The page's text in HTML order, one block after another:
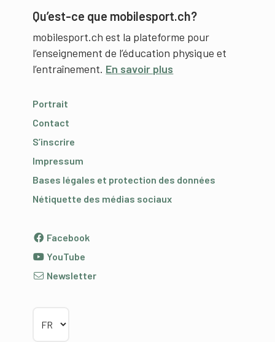
Qu’est-ce que mobilesport.ch?
mobilesport.ch est la plateforme pour
l’enseignement de l’éducation physique et
l’entraînement. En savoir plus
Portrait
Contact
S’inscrire
Impressum
Bases légales et protection des données
Nétiquette des médias sociaux
Facebook
YouTube
Newsletter